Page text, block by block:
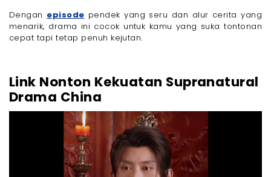
Dengan episode pendek yang seru dan alur cerita yang
menarik, drama ini cocok untuk kamu yang suka tontonan
cepat tapi tetap penuh kejutan.
Link Nonton Kekuatan Supranatural
Drama China